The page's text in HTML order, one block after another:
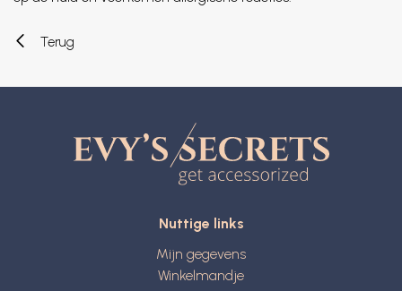
Terug
Nuttige links
Mijn gegevens
Winkelmandje